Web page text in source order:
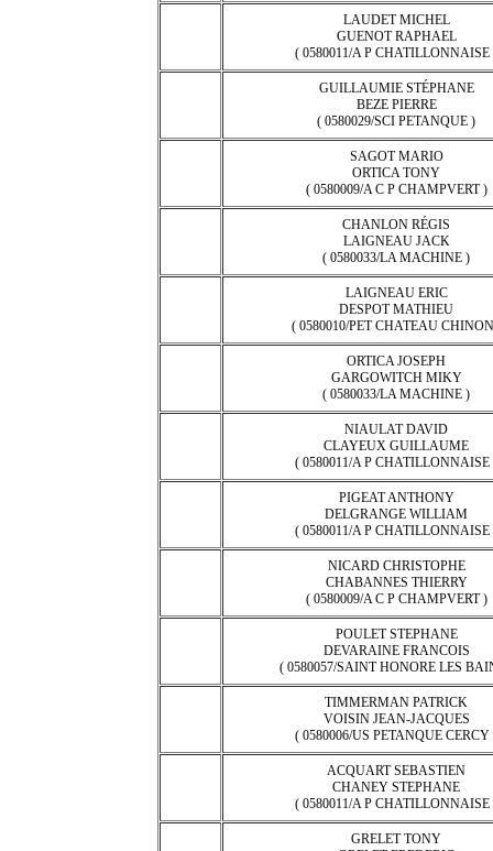
LAUDET MICHEL
GUENOT RAPHAEL
( 0580011/A P CHATILLONNAISE
GUILLAUMIE STÉPHANE
BEZE PIERRE
( 0580029/SCI PETANQUE )
SAGOT MARIO
ORTICA TONY
( 0580009/A C P CHAMPVERT )
CHANLON RÉGIS
LAIGNEAU JACK
( 0580033/LA MACHINE )
LAIGNEAU ERIC
DESPOT MATHIEU
( 0580010/PET CHATEAU
ORTICA JOSEPH
GARGOWITCH MIKY
( 0580033/LA MACHINE )
NIAULAT DAVID
CLAYEUX GUILLAUME
( 0580011/A P CHATILLONNAISE
PIGEAT ANTHONY
DELGRANGE WILLIAM
( 0580011/A P CHATILLONNAISE
NICARD CHRISTOPHE
CHABANNES THIERRY
( 0580009/A C P CHAMPVERT )
POULET STEPHANE
DEVARAINE FRANCOIS
( 0580057/SAINT HONORE LES
TIMMERMAN PATRICK
VOISIN JEAN-JACQUES
( 0580006/US PETANQUE CERCY
ACQUART SEBASTIEN
CHANEY STEPHANE
( 0580011/A P CHATILLONNAISE
GRELET TONY